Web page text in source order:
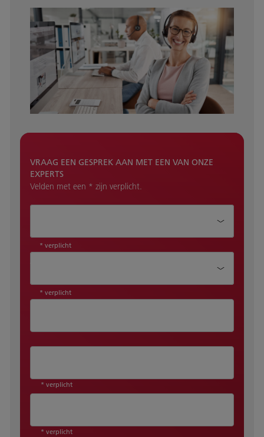
VRAAG EEN GESPREK AAN MET EEN VAN ONZE
EXPERTS
Velden met een * zijn verplicht.
* verplicht
* verplicht
* verplicht
* verplicht